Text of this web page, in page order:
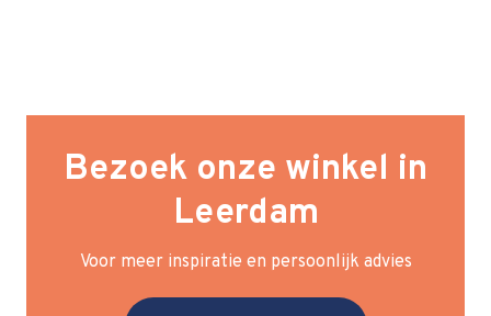
Bezoek onze winkel in
Leerdam
Voor meer inspiratie en persoonlijk advies